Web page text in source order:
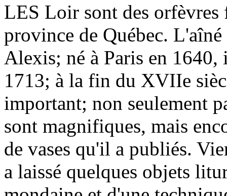
LES Loir sont des orfèvres
province de Québec.
Alexis; né à Paris en
1713; à la fin du XVIIe
important; non seulement
sont magnifiques, mais
de vases qu'il a publiés.
a laissé quelques objets